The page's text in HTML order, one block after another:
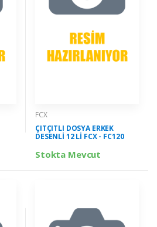
FCX
ÇITÇITLI DOSYA ERKEK
DESENLİ 12 Lİ FCX - FC120
Stokta Mevcut